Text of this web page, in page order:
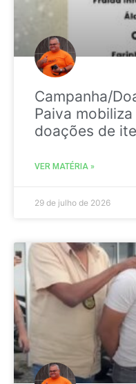
Campanha/
Paiva
doações de
VER MATÉRIA »
29 de julho de 2026